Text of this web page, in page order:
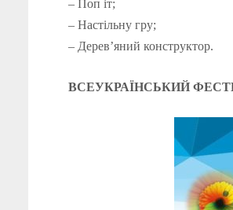
– Поп іт;
– Настільну гру;
– Дерев’яний конструктор.
ВСЕУКРАЇНСЬКИЙ